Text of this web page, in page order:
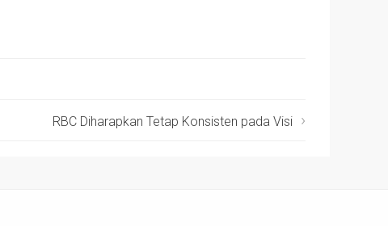
RBC Diharapkan Tetap Konsisten pada Visi